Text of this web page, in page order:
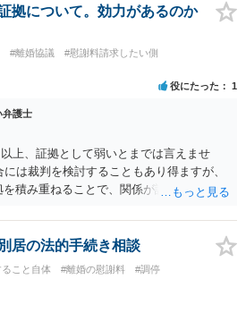
支出を念頭に置いた条項と読むのが自然
学金、授業料、受験費用などの教育費に
るから当然に半額を請求できる」とまで
なお、通常、大学進学費用をどこまで負
時の合意内容のほか、子どもの年齢、大
検討することになります。公正証書の他
期についてどのように定められている
有無、「教育費」「進学費用」に関する
る必要があると考えられます。
拠について。効力があるのか
#離婚協議
#慰謝料請求したい側
役にたった 1
弁護士
上、証拠として弱いとまでは言えませ
は裁判を検討することもあり得ますが、
積み重ねることで、関係が認定される余
お早めに弁護士に相談されることをおす
居の法的手続き相談
こと自体 #離婚の慰謝料
#調停